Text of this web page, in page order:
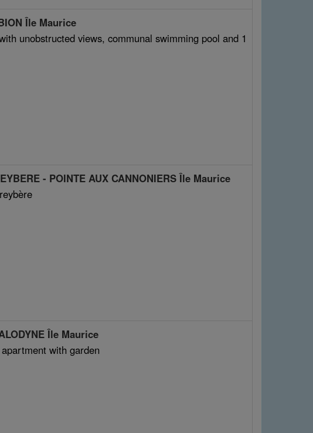
Île Maurice
unobstructed views, communal swimming pool and 1
- POINTE AUX CANNONIERS Île Maurice
Île Maurice
with garden